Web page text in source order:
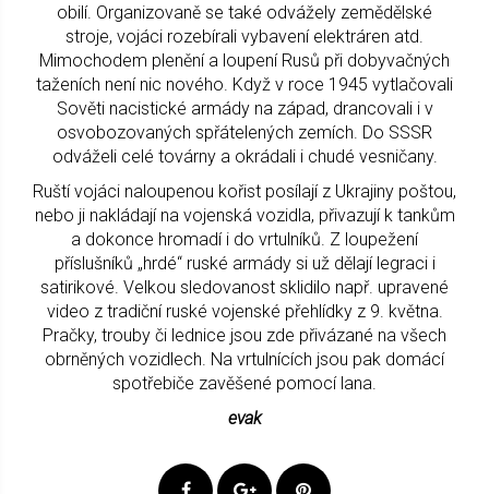
obilí. Organizovaně se také odvážely zemědělské
stroje, vojáci rozebírali vybavení elektráren atd.
Mimochodem plenění a loupení Rusů při dobyvačných
taženích není nic nového. Když v roce 1945 vytlačovali
Sověti nacistické armády na západ, drancovali i v
osvobozovaných spřátelených zemích. Do SSSR
odváželi celé továrny a okrádali i chudé vesničany.
Ruští vojáci naloupenou kořist posílají z Ukrajiny poštou,
nebo ji nakládají na vojenská vozidla, přivazují k tankům
a dokonce hromadí i do vrtulníků. Z loupežení
příslušníků „hrdé“ ruské armády si už dělají legraci i
satirikové. Velkou sledovanost sklidilo např. upravené
video z tradiční ruské vojenské přehlídky z 9. května.
Pračky, trouby či lednice jsou zde přivázané na všech
obrněných vozidlech. Na vrtulnících jsou pak domácí
spotřebiče zavěšené pomocí lana.
evak